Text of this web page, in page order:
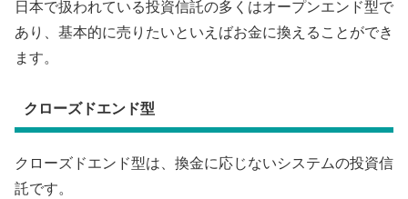
日本で扱われている投資信託の多くはオープンエンド型で
あり、基本的に売りたいといえばお金に換えることができ
ます。
クローズドエンド型
クローズドエンド型は、換金に応じないシステムの投資信
託です。